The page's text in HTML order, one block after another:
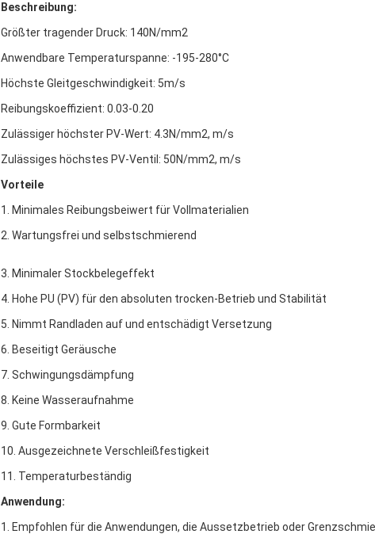
Beschreibung:
Größter tragender Druck: 140N/mm2
Anwendbare Temperaturspanne: -195-280°C
Höchste Gleitgeschwindigkeit: 5m/s
Reibungskoeffizient: 0.03-0.20
Zulässiger höchster PV-Wert: 4.3N/mm2, m/s
Zulässiges höchstes PV-Ventil: 50N/mm2, m/s
Vorteile
1. Minimales Reibungsbeiwert für Vollmaterialien
2. Wartungsfrei und selbstschmierend
3. Minimaler Stockbelegeffekt
4. Hohe PU (PV) für den absoluten trocken-Betrieb und Stabilität
5. Nimmt Randladen auf und entschädigt Versetzung
6. Beseitigt Geräusche
7. Schwingungsdämpfung
8. Keine Wasseraufnahme
9. Gute Formbarkeit
10. Ausgezeichnete Verschleißfestigkeit
11. Temperaturbeständig
Anwendung:
1. Empfohlen für die Anwendungen, die Aussetzbetrieb oder